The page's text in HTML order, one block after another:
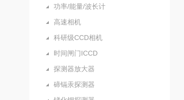
功率/能量/波长计
高速相机
科研级CCD相机
时间闸门ICCD
探测器放大器
碲镉汞探测器